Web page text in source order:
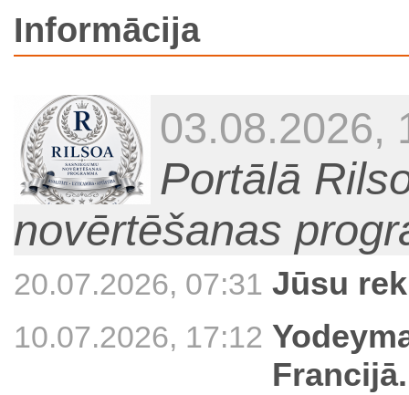
Informācija
03.08.2026,
Portālā
novērtēšanas
20.07.2026, 07:31 Jūsu
10.07.2026, 17:12
Francijā.